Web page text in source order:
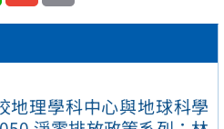
地理學科中心與地球科學